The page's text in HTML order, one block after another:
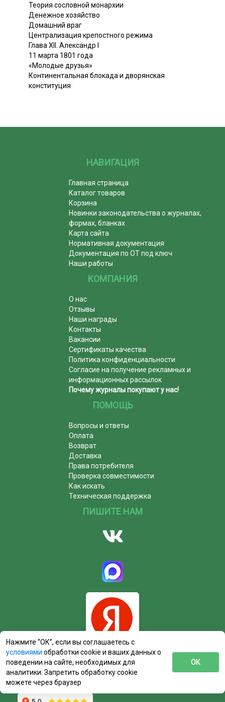
Теория сословной монархии
Денежное хозяйство
Домашний враг
Централизация крепостного режима
Глава XII. Александр I
11 марта 1801 года
«Молодые друзья»
Континентальная блокада и дворянская
конституция
НАВИГАЦИЯ
Главная страница
Каталог товаров
Корзина
Новинки законодательства о журналах,
формах, бланках
Карта сайта
Нормативная документация
Документация по ОТ под ключ
Наши работы
КОМПАНИЯ
О нас
Отзывы
Наши награды
Контакты
Вакансии
Сертификаты качества
Политика конфиденциальности
Согласие на получение рекламных и
информационных рассылок
Почему журналы покупают у нас!
ПОМОЩЬ
Вопросы и ответы
Оплата
Возврат
Доставка
Права потребителя
Проверка совместимости
Как искать
Техническая поддержка
ПИШИТЕ НАМ
Нажмите “ОК”, если вы соглашаетесь с
условиями обработки cookie и ваших данных о
поведении на сайте, необходимых для
аналитики. Запретить обработку cookie
можете через браузер
ОК